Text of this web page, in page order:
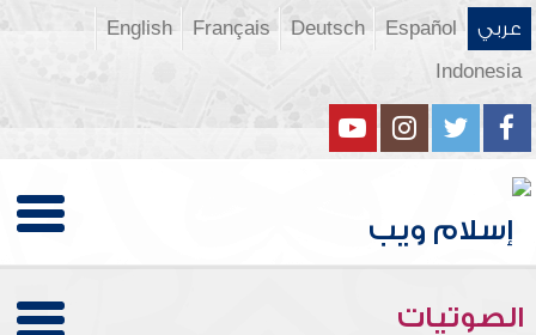
عربي Español
Deutsch
Français
English
Indonesia
الصوتيات